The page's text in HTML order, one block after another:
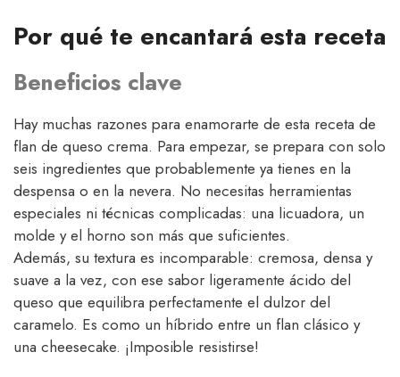
Por qué te encantará esta receta
Beneficios clave
Hay muchas razones para enamorarte de esta receta de
flan de queso crema. Para empezar, se prepara con solo
seis ingredientes que probablemente ya tienes en la
despensa o en la nevera. No necesitas herramientas
especiales ni técnicas complicadas: una licuadora, un
molde y el horno son más que suficientes.
Además, su textura es incomparable: cremosa, densa y
suave a la vez, con ese sabor ligeramente ácido del
queso que equilibra perfectamente el dulzor del
caramelo. Es como un híbrido entre un flan clásico y
una cheesecake. ¡Imposible resistirse!